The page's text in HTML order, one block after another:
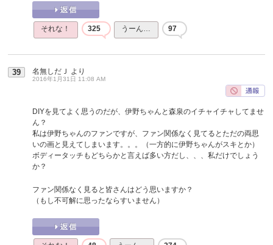
それな！ 325 うーん… 97
39 名無しだＪ より
2016年1月31日 11:08 AM
DIYを見てよく思うのだが、伊野ちゃんと森泉のイチャイチャしてませ
ん？
私は伊野ちゃんのファンですが、ファン関係なく見てるとただの両思
いの画と見えてしまいます。。。（一方的に伊野ちゃんがスキとか）
ボディータッチもどちらかと言えば多い方だし、、、私だけでしょう
か？
ファン関係なく見ると皆さんはどう思いますか？
（もし不可解に思ったならすいません）